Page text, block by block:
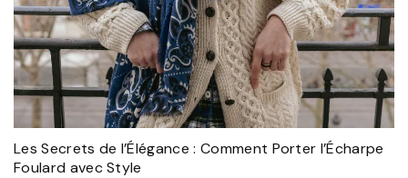
Les Secrets de l’Élégance : Comment Porter l’Écharpe
Foulard avec Style